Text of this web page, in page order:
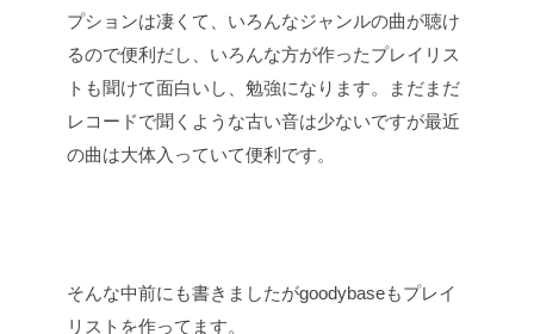
プションは凄くて、いろんなジャンルの曲が聴け
るので便利だし、いろんな方が作ったプレイリス
トも聞けて面白いし、勉強になります。まだまだ
レコードで聞くような古い音は少ないですが最近
の曲は大体入っていて便利です。
そんな中前にも書きましたがgoodybaseもプレイ
リストを作ってます。